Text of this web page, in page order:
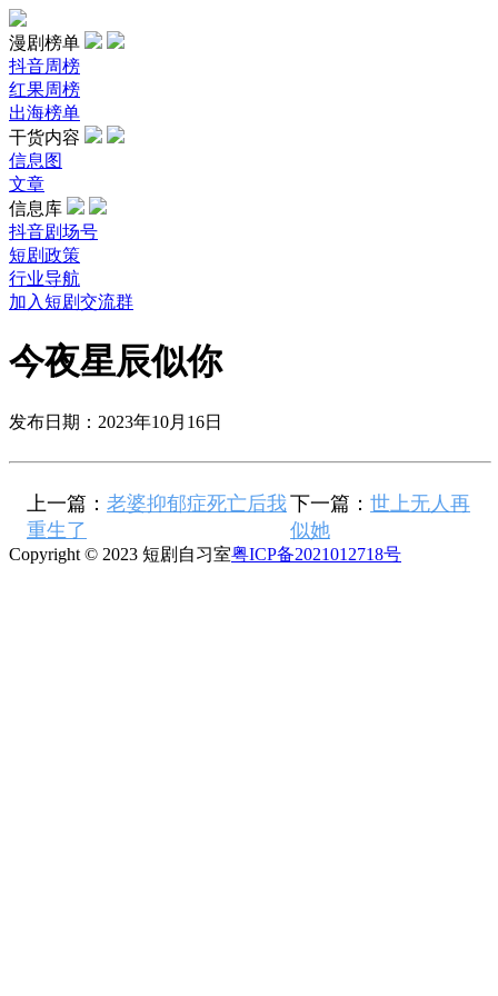
漫剧榜单
抖音周榜
红果周榜
出海榜单
干货内容
信息图
文章
信息库
抖音剧场号
短剧政策
行业导航
加入短剧交流群
今夜星辰似你
发布日期：2023年10月16日
上一篇： 老婆抑郁症死亡后我
重生了
下一篇：世上无人再
似她
Copyright © 2023 短剧自习室粤ICP备2021012718号